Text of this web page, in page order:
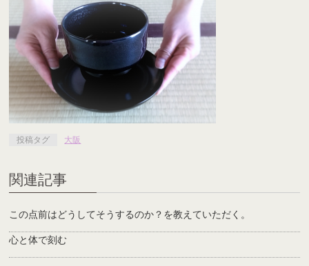
投稿タグ 大阪
関連記事
この点前はどうしてそうするのか？を教えていただく。
心と体で刻む